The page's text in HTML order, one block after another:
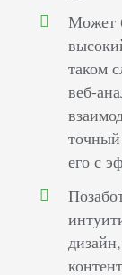
Может
таком
веб-
точный
его с